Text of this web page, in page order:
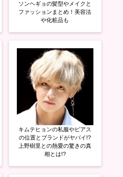
ソンヘギョの髪型やメイクと
ファッションまとめ！美容法
や化粧品も
キムテヒョンの私服やピアス
の位置とブランドがヤバイ!?
上野樹里との熱愛の驚きの真
相とは!?